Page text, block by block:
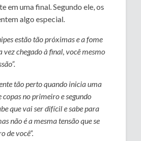
em uma final. Segundo ele, os
algo especial.
estão tão próximas e a fome
vez chegado à final, você mesmo
tão perto quando inicia uma
copas no primeiro e segundo
que vai ser difícil e sabe para
não é a mesma tensão que se
de você”.